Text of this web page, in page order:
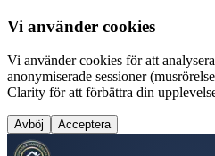
Vi använder cookies
Vi använder cookies för att
anonymiserade sessioner
Clarity för att förbättra din
Avböj Acceptera